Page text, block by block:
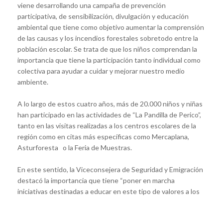
viene desarrollando una campaña de prevención
participativa, de sensibilización, divulgación y educación
ambiental que tiene como objetivo aumentar la comprensión
de las causas y los incendios forestales sobretodo entre la
población escolar. Se trata de que los niños comprendan la
importancia que tiene la participación tanto individual como
colectiva para ayudar a cuidar y mejorar nuestro medio
ambiente.
A lo largo de estos cuatro años, más de 20.000 niños y niñas
han participado en las actividades de “La Pandilla de Perico”,
tanto en las visitas realizadas a los centros escolares de la
región como en citas más específicas como Mercaplana,
Asturforesta o la Feria de Muestras.
En este sentido, la Viceconsejera de Seguridad y Emigración
destacó la importancia que tiene “poner en marcha
iniciativas destinadas a educar en este tipo de valores a los